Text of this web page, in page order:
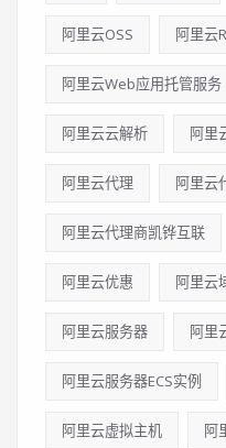
阿里云OSS 阿里云
阿里云Web应用托管服务
阿里云云解析 阿里
阿里云代理 阿里云
阿里云代理商凯铧互联
阿里云优惠 阿里云
阿里云服务器 阿里
阿里云服务器ECS实例
阿里云虚拟主机 阿